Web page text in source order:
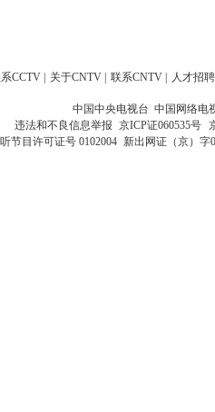
CCTV 关于CNTV 联系CNTV 人才招聘
中国中央电视台 中国网络电
违法和不良信息举报 京ICP证060535号
节目许可证号 0102004 新出网证（京）